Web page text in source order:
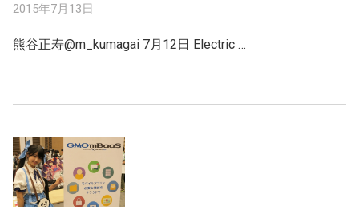
2015年7月13日
熊谷正寿‏@m_kumagai 7月12日 Electric …